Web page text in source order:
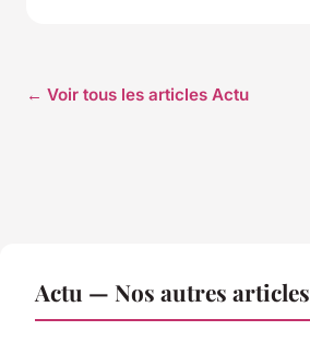
← Voir tous les articles Actu
Actu — Nos autres articles